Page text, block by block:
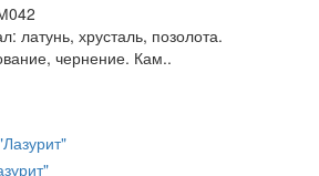
латунь, хрусталь, позолота.
чернение. Кам..